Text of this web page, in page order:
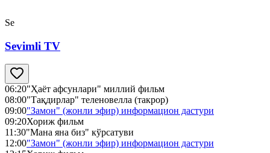
Se
Sevimli TV
06:20"Ҳаёт афсунлари" миллий фильм
08:00"Тақдирлар" теленовелла (такрор)
09:00"Замон" (жонли эфир) информацион дастури
09:20Хориж фильм
11:30"Мана яна биз" кўрсатуви
12:00"Замон" (жонли эфир) информацион дастури